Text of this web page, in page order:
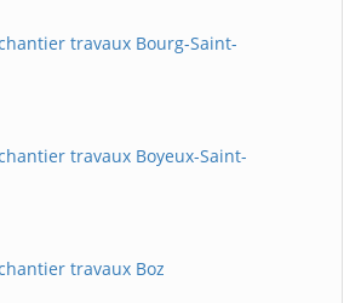
travaux Bourg-Saint-
travaux Boyeux-Saint-
travaux Boz